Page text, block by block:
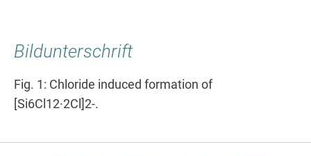
Bildunterschrift
Fig. 1: Chloride induced formation of
[Si6Cl12·2Cl]2-.